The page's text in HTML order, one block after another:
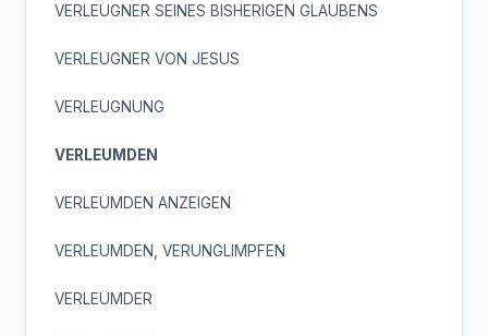
VERLEUGNER SEINES BISHERIGEN GLAUBENS
VERLEUGNER VON JESUS
VERLEUGNUNG
VERLEUMDEN
VERLEUMDEN ANZEIGEN
VERLEUMDEN, VERUNGLIMPFEN
VERLEUMDER